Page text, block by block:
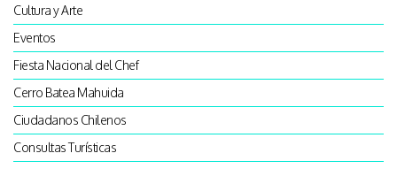
Cultura y Arte
Eventos
Fiesta Nacional del Chef
Cerro Batea Mahuida
Ciudadanos Chilenos
Consultas Turísticas